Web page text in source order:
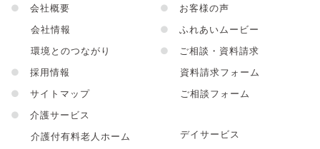
●
会社概要
会社情報
環境とのつながり
●
採用情報
●
サイトマップ
●
介護サービス
介護付有料老人ホーム
●
お客様の声
●
ふれあいムービー
●
ご相談・資料請求
資料請求フォーム
ご相談フォーム
デイサービス